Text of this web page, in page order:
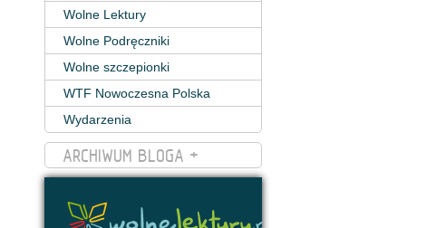
Wolne Lektury
Wolne Podręczniki
Wolne szczepionki
WTF Nowoczesna Polska
Wydarzenia
ARCHIWUM BLOGA +